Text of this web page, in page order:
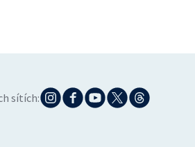
sítích: